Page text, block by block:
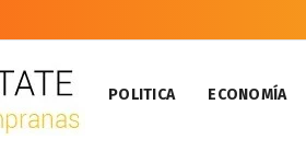
POLITICA ECONOMÍA